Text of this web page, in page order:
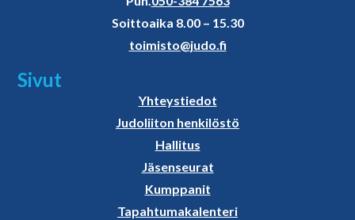
Soittoaika 8.00 – 15.30
toimisto@judo.fi
Sivut
Yhteystiedot
Judoliiton henkilöstö
Hallitus
Jäsenseurat
Kumppanit
Tapahtumakalenteri